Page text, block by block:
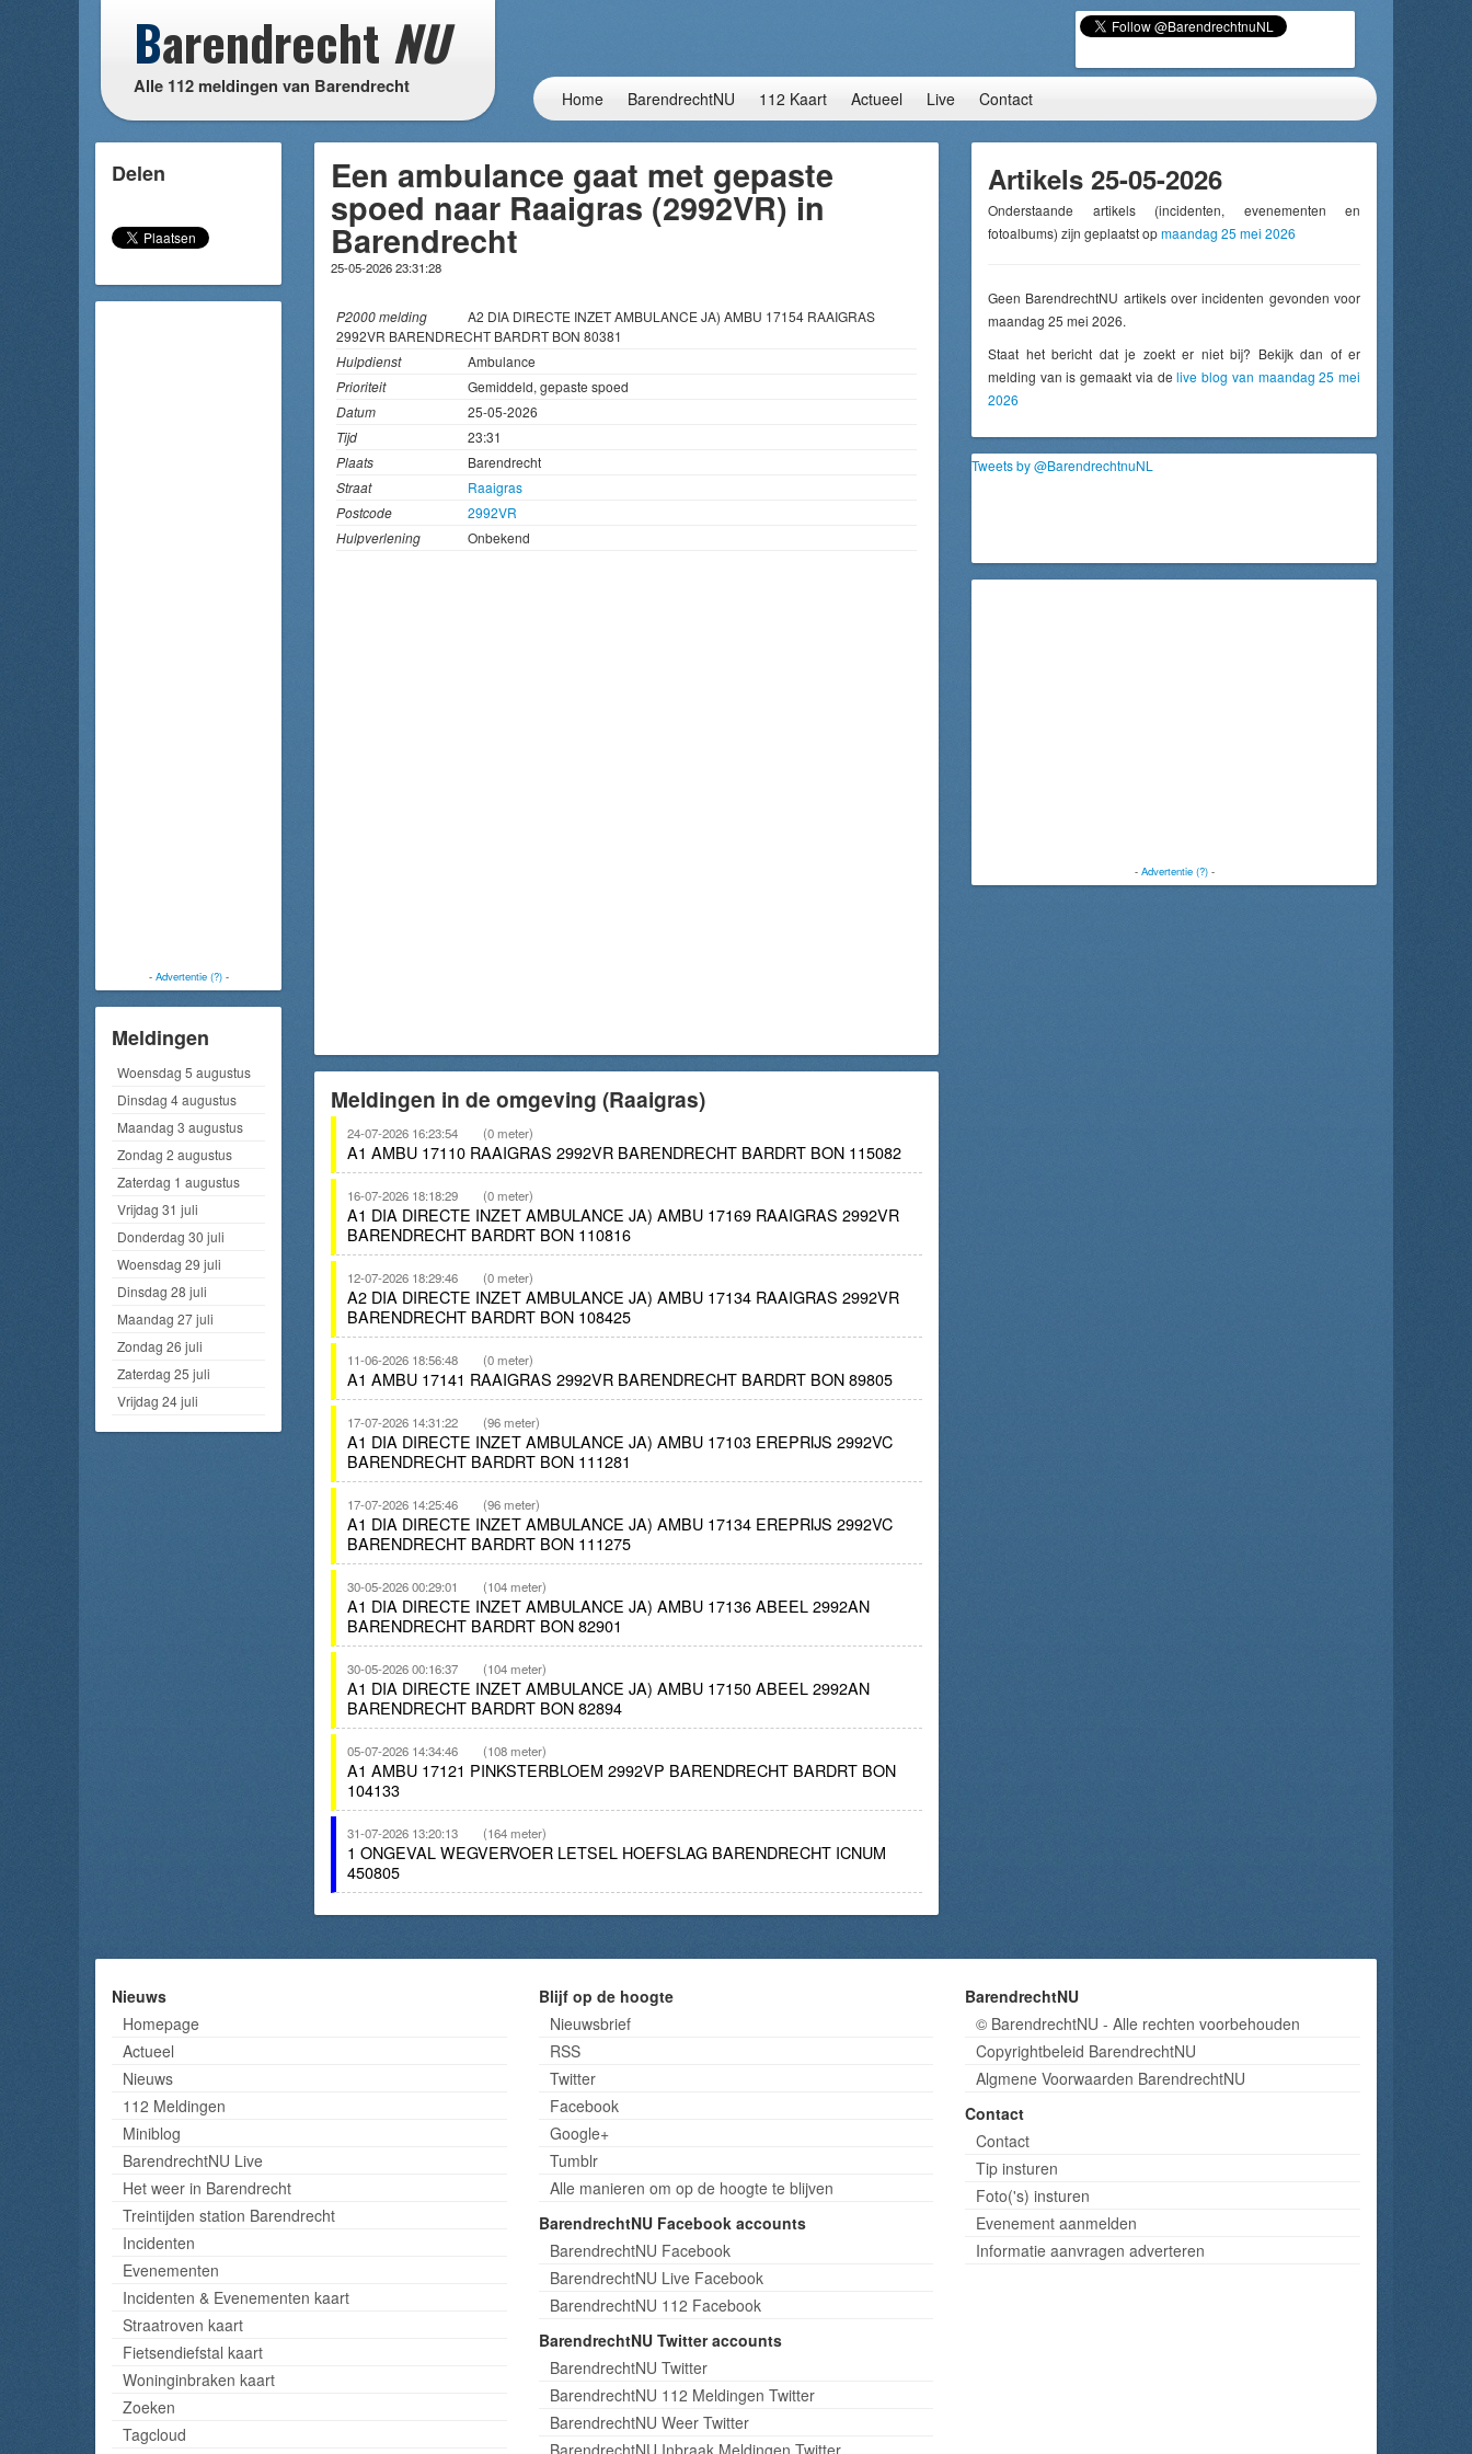
Barendrecht NU
Alle 112 meldingen van Barendrecht
Home BarendrechtNU 112 Kaart Actueel Live Contact
Delen
- Advertentie (?)-
Meldingen
Woensdag 5 augustus
Dinsdag 4 augustus
Maandag 3 augustus
Zondag 2 augustus
Zaterdag 1 augustus
Vrijdag 31 juli
Donderdag 30 juli
Woensdag 29 juli
Dinsdag 28 juli
Maandag 27 juli
Zondag 26 juli
Zaterdag 25 juli
Vrijdag 24 juli
Een ambulance gaat met gepaste
spoed naar Raaigras (2992VR) in
Barendrecht
25-05-2026 23:31:28
P2000 melding
A2 DIA DIRECTE INZET AMBULANCE JA) AMBU 17154 RAAIGRAS
2992VR BARENDRECHT BARDRT BON 80381
Hulpdienst
Ambulance
Prioriteit
Gemiddeld, gepaste spoed
Datum
25-05-2026
Tijd
23:31
Plaats
Barendrecht
Straat
Raaigras
Postcode
2992VR
Hulpverlening
Onbekend
Meldingen in de omgeving (Raaigras)
24-07-2026 16:23:54 (0 meter)
A1 AMBU 17110 RAAIGRAS 2992VR BARENDRECHT BARDRT BON 115082
16-07-2026 18:18:29 (0 meter)
A1 DIA DIRECTE INZET AMBULANCE JA) AMBU 17169 RAAIGRAS 2992VR
BARENDRECHT BARDRT BON 110816
12-07-2026 18:29:46 (0 meter)
A2 DIA DIRECTE INZET AMBULANCE JA) AMBU 17134 RAAIGRAS 2992VR
BARENDRECHT BARDRT BON 108425
11-06-2026 18:56:48 (0 meter)
A1 AMBU 17141 RAAIGRAS 2992VR BARENDRECHT BARDRT BON 89805
17-07-2026 14:31:22 (96 meter)
A1 DIA DIRECTE INZET AMBULANCE JA) AMBU 17103 EREPRIJS 2992VC
BARENDRECHT BARDRT BON 111281
17-07-2026 14:25:46 (96 meter)
A1 DIA DIRECTE INZET AMBULANCE JA) AMBU 17134 EREPRIJS 2992VC
BARENDRECHT BARDRT BON 111275
30-05-2026 00:29:01 (104 meter)
A1 DIA DIRECTE INZET AMBULANCE JA) AMBU 17136 ABEEL 2992AN
BARENDRECHT BARDRT BON 82901
30-05-2026 00:16:37 (104 meter)
A1 DIA DIRECTE INZET AMBULANCE JA) AMBU 17150 ABEEL 2992AN
BARENDRECHT BARDRT BON 82894
05-07-2026 14:34:46 (108 meter)
A1 AMBU 17121 PINKSTERBLOEM 2992VP BARENDRECHT BARDRT BON
104133
31-07-2026 13:20:13 (164 meter)
1 ONGEVAL WEGVERVOER LETSEL HOEFSLAG BARENDRECHT ICNUM
450805
Artikels 25-05-2026
Onderstaande artikels (incidenten, evenementen en
fotoalbums) zijn geplaatst opmaandag 25 mei 2026
Geen BarendrechtNU artikels over incidenten gevonden voor
maandag 25 mei 2026.
Staat het bericht dat je zoekt er niet bij? Bekijk dan of er
melding van is gemaakt via delive blog van maandag 25 mei
2026
Tweets by @BarendrechtnuNL
- Advertentie (?)-
Nieuws
Homepage
Actueel
Nieuws
112 Meldingen
Miniblog
BarendrechtNU Live
Het weer in Barendrecht
Treintijden station Barendrecht
Incidenten
Evenementen
Incidenten & Evenementen kaart
Straatroven kaart
Fietsendiefstal kaart
Woninginbraken kaart
Zoeken
Tagcloud
Blijf op de hoogte
Nieuwsbrief
RSS
Twitter
Facebook
Google+
Tumblr
Alle manieren om op de hoogte te blijven
BarendrechtNU Facebook accounts
BarendrechtNU Facebook
BarendrechtNU Live Facebook
BarendrechtNU 112 Facebook
BarendrechtNU Twitter accounts
BarendrechtNU Twitter
BarendrechtNU 112 Meldingen Twitter
BarendrechtNU Weer Twitter
BarendrechtNU Inbraak Meldingen Twitter
BarendrechtNU
© BarendrechtNU - Alle rechten voorbehouden
Copyrightbeleid BarendrechtNU
Algmene Voorwaarden BarendrechtNU
Contact
Contact
Tip insturen
Foto('s) insturen
Evenement aanmelden
Informatie aanvragen adverteren